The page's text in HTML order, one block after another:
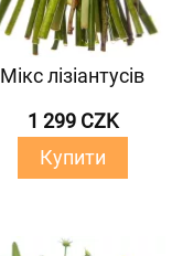
Мікс лізіантусів
1 299 CZK
Купити